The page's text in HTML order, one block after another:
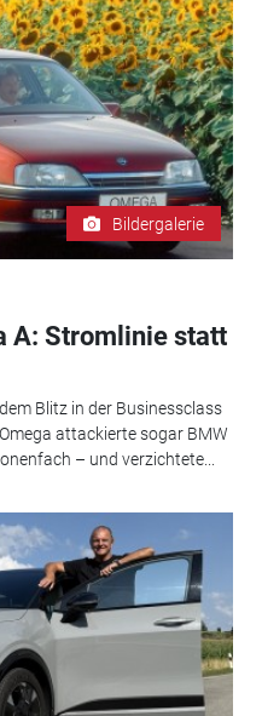
Bildergalerie
A: Stromlinie statt
Blitz in der Businessclass
attackierte sogar BMW
– und verzichtete...